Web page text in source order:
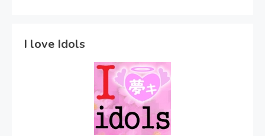
I love Idols